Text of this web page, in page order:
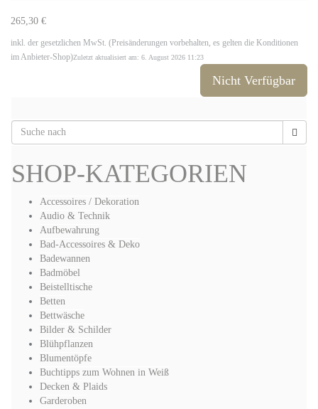
265,30 €
inkl. der gesetzlichen MwSt. (Preisänderungen vorbehalten, es gelten die Konditionen
im Anbieter-Shop)Zuletzt aktualisiert am: 6. August 2026 11:23
Nicht Verfügbar
SHOP-KATEGORIEN
Accessoires / Dekoration
Audio & Technik
Aufbewahrung
Bad-Accessoires & Deko
Badewannen
Badmöbel
Beistelltische
Betten
Bettwäsche
Bilder & Schilder
Blühpflanzen
Blumentöpfe
Buchtipps zum Wohnen in Weiß
Decken & Plaids
Garderoben